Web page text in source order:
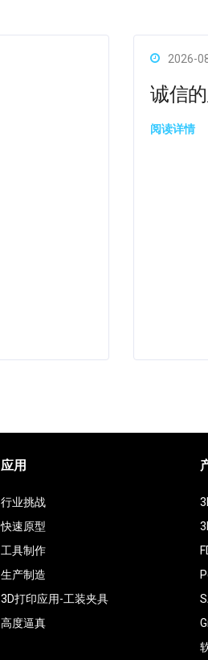
2026-
诚信
阅读详情
应用
行业挑战
快速原型
工具制作
生产制造
3D打印应用-工装夹具
高度逼真